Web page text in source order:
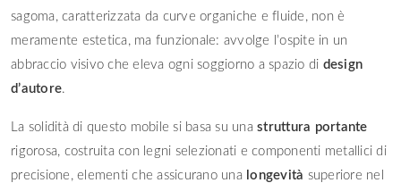
sagoma, caratterizzata da curve organiche e fluide, non è
meramente estetica, ma funzionale: avvolge l’ospite in un
abbraccio visivo che eleva ogni soggiorno a spazio di design
d’autore.
La solidità di questo mobile si basa su una struttura portante
rigorosa, costruita con legni selezionati e componenti metallici di
precisione, elementi che assicurano una longevità superiore nel